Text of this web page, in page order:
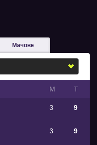
Мачове
М Т
3 9
3 9